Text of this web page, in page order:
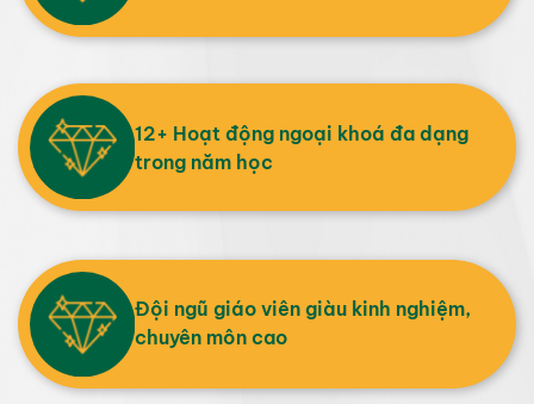
12+ Hoạt động ngoại khoá đa dạng
trong năm học
Đội ngũ giáo viên giàu kinh nghiệm,
chuyên môn cao